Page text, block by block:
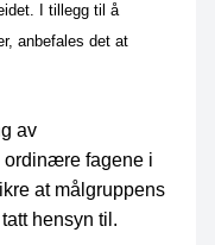
I tillegg til å
anbefales det at
av
ordinære fagene i
at målgruppens
hensyn til.